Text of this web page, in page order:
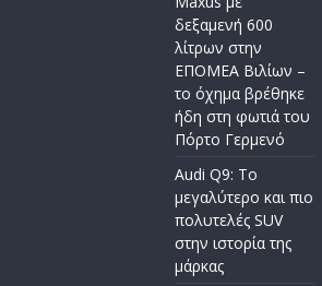
δεξαμενή 600
λίτρων στην
ΕΠΟΜΕΑ Βιλίων –
το όχημα βρέθηκε
ήδη στη φωτιά του
Πόρτο Γερμενό
Audi Q9: Το
μεγαλύτερο και πιο
πολυτελές SUV
στην ιστορία της
μάρκας